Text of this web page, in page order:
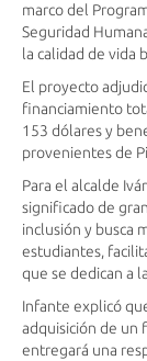
marco del
Seguridad
la calidad de vida
El proyecto
financiamiento
153 dólares y
provenientes de
Para el alcalde
significado de
inclusión y busca
estudiantes,
que se dedican a
Infante explicó
adquisición de un
entregará una